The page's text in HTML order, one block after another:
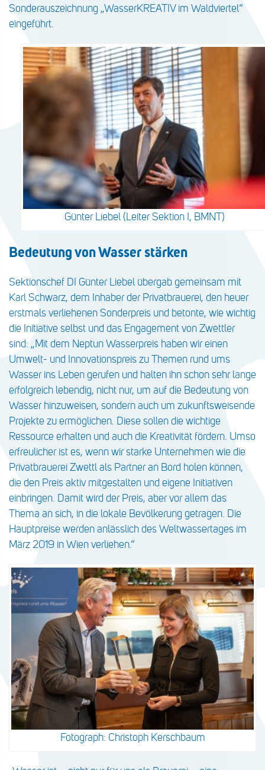
Sonderauszeichnung „WasserKREATIV im Waldviertel“
eingeführt.
Günter Liebel (Leiter Sektion I, BMNT)
Bedeutung von Wasser stärken
Sektionschef DI Günter Liebel übergab gemeinsam mit
Karl Schwarz, dem Inhaber der Privatbrauerei, den heuer
erstmals verliehenen Sonderpreis und betonte, wie wichtig
die Initiative selbst und das Engagement von Zwettler
sind: „Mit dem Neptun Wasserpreis haben wir einen
Umwelt- und Innovationspreis zu Themen rund ums
Wasser ins Leben gerufen und halten ihn schon sehr lange
erfolgreich lebendig, nicht nur, um auf die Bedeutung von
Wasser hinzuweisen, sondern auch um zukunftsweisende
Projekte zu ermöglichen. Diese sollen die wichtige
Ressource erhalten und auch die Kreativität fördern. Umso
erfreulicher ist es, wenn wir starke Unternehmen wie die
Privatbrauerei Zwettl als Partner an Bord holen können,
die den Preis aktiv mitgestalten und eigene Initiativen
einbringen. Damit wird der Preis, aber vor allem das
Thema an sich, in die lokale Bevölkerung getragen. Die
Hauptpreise werden anlässlich des Weltwassertages im
März 2019 in Wien verliehen.“
Fotograph: Christoph Kerschbaum